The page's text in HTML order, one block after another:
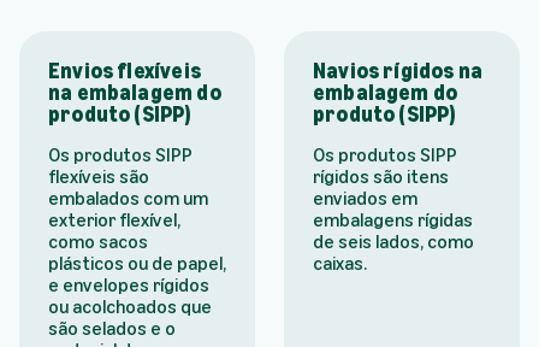
Envios flexíveis
na embalagem do
produto (SIPP)
Os produtos SIPP
flexíveis são
embalados com um
exterior flexível,
como sacos
plásticos ou de papel,
e envelopes rígidos
ou acolchoados que
são selados e o
Navios rígidos na
embalagem do
produto (SIPP)
Os produtos SIPP
rígidos são itens
enviados em
embalagens rígidas
de seis lados, como
caixas.